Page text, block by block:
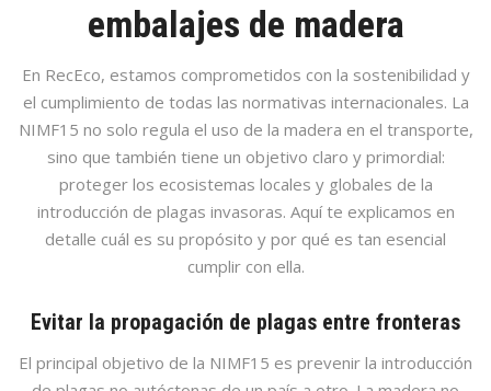
embalajes de madera
En RecEco, estamos comprometidos con la sostenibilidad y
el cumplimiento de todas las normativas internacionales. La
NIMF15 no solo regula el uso de la madera en el transporte,
sino que también tiene un objetivo claro y primordial:
proteger los ecosistemas locales y globales de la
introducción de plagas invasoras. Aquí te explicamos en
detalle cuál es su propósito y por qué es tan esencial
cumplir con ella.
Evitar la propagación de plagas entre fronteras
El principal objetivo de la NIMF15 es prevenir la introducción